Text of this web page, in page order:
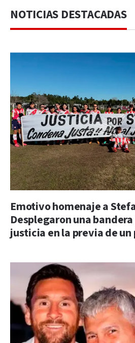
NOTICIAS DESTACADAS
Emotivo homenaje a
Desplegaron una
justicia en la previa de